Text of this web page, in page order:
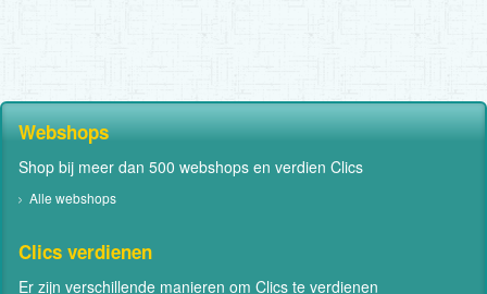
Webshops
Shop bij meer dan 500 webshops en verdien Clics
Alle webshops
Clics verdienen
Er zijn verschillende manieren om Clics te verdienen